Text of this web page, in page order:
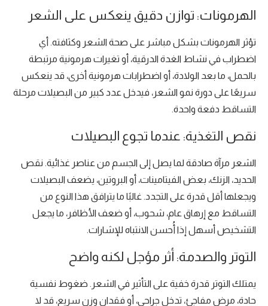
الهرمونات: توازن دقيق ينعكس على الشعر
تؤثر الهرمونات بشكل مباشر على صحة الشعر وكثافته. أي
اضطراب في نشاط الغدة الدرقية، أو تغيرات هرمونية مرتبطة
بالحمل، ما بعد الولادة، أو اضطرابات هرمونية أخرى، قد ينعكس
سريعًا على دورة نمو الشعر، فيدخل عدد كبير من البصيلات مرحلة
التساقط دفعة واحدة.
نقص التغذية: عندما تجوع البصيلات
الشعر مرآة صادقة لما يصل إلى الجسم من عناصر غذائية. نقص
الحديد، الزنك، بعض الفيتامينات، أو البروتين، يضعف البصيلات
ويجعلها أقل قدرة على التجدد. غالبًا ما يترافق هذا النوع من
التساقط مع إرهاق عام، شحوب، أو ضعف الأظافر، ما يجعل
التشخيص أسهل إذا أُحسن الانتباه للإشارات.
التوتر والصدمة: أثر مؤجل لكنه واضح
يمتلك التوتر قدرة خفية على التأثير في الشعر. ضغوط نفسية
حادة، مرض مفاجئ، تدخل جراحي، أو فقدان وزن سريع، قد لا